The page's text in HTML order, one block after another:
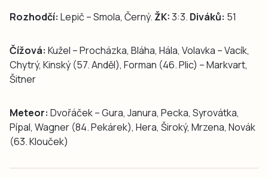
Rozhodčí: Lepič – Smola, Černý. ŽK:3:3. Diváků: 51
Čížová: Kužel – Procházka, Bláha, Hála, Volavka – Vacík,
Chytrý, Kinský (57. Anděl), Forman (46. Plic) – Markvart,
Šitner
Meteor: Dvořáček – Gura, Janura, Pecka, Syrovátka,
Pípal, Wagner (84. Pekárek), Hera, Široký, Mrzena, Novák
(63. Klouček)